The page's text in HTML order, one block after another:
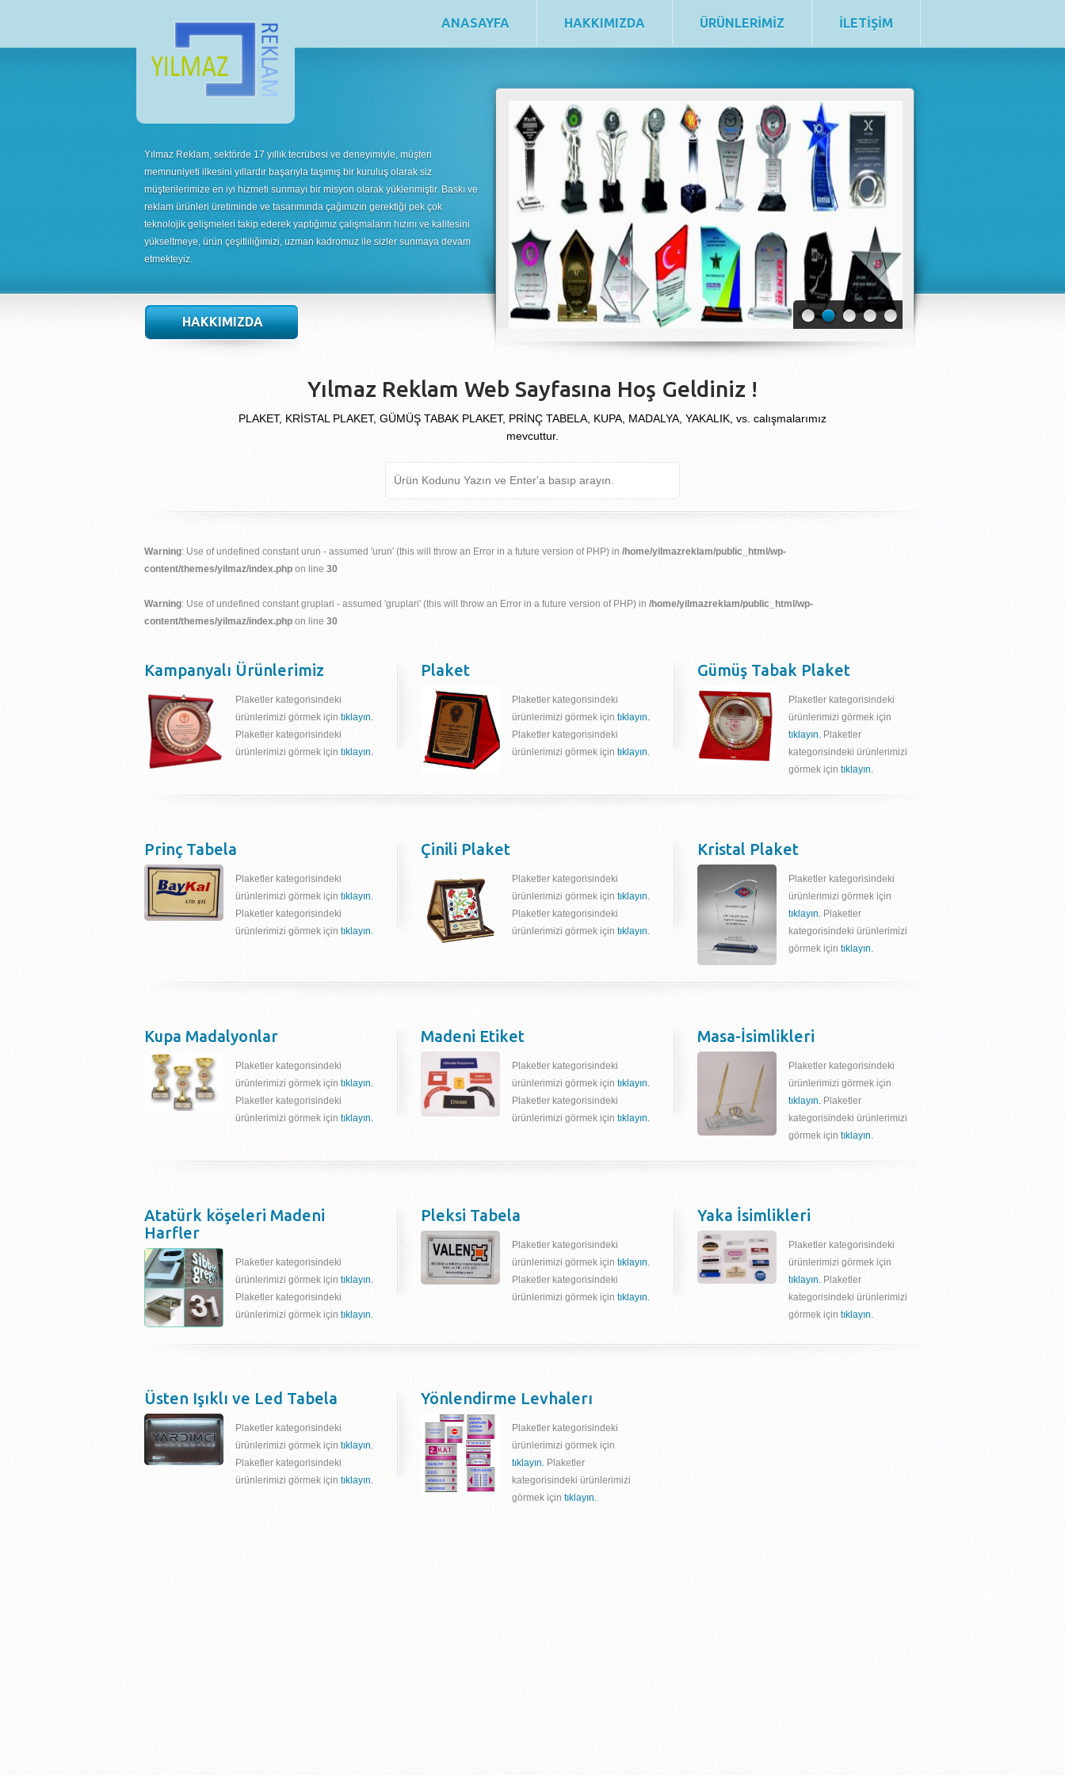
ANASAYFA HAKKIMIZDA ÜRÜNLERİMİZ İLETİŞİM
Yılmaz Reklam, sektörde 17 yıllık tecrübesi ve deneyimiyle, müşteri
memnuniyeti ilkesini yıllardır başarıyla taşımış bir kuruluş olarak siz
müşterilerimize en iyi hizmeti sunmayı bir misyon olarak yüklenmiştir. Baskı ve
reklam ürünleri üretiminde ve tasarımında çağımızın gerektiği pek çok
teknolojik gelişmeleri takip ederek yaptığımız çalışmaların hızını ve kalitesini
yükseltmeye, ürün çeşitliliğimizi, uzman kadromuz ile sizler sunmaya devam
etmekteyiz.
HAKKIMIZDA
Yılmaz Reklam Web Sayfasına Hoş Geldiniz !
PLAKET, KRİSTAL PLAKET, GÜMÜŞ TABAK PLAKET, PRİNÇ TABELA, KUPA, MADALYA, YAKALIK, vs. calışmalarımız
mevcuttur.
Warning: Use of undefined constant urun - assumed 'urun' (this will throw an Error in a future version of PHP) in /home/yilmazreklam/public_html/wp-
content/themes/yilmaz/index.php on line 30
Warning: Use of undefined constant gruplari - assumed 'gruplari' (this will throw an Error in a future version of PHP) in /home/yilmazreklam/public_html/wp-
content/themes/yilmaz/index.php on line 30
Kampanyalı Ürünlerimiz
Plaketler kategorisindeki
ürünlerimizi görmek için tıklayın.
Plaketler kategorisindeki
ürünlerimizi görmek için tıklayın.
Plaket
Plaketler kategorisindeki
ürünlerimizi görmek için tıklayın.
Plaketler kategorisindeki
ürünlerimizi görmek için tıklayın.
Gümüş Tabak Plaket
Plaketler kategorisindeki
ürünlerimizi görmek için
tıklayın. Plaketler
kategorisindeki ürünlerimizi
görmek için tıklayın.
Prinç Tabela
Plaketler kategorisindeki
ürünlerimizi görmek için tıklayın.
Plaketler kategorisindeki
ürünlerimizi görmek için tıklayın.
Çinili Plaket
Plaketler kategorisindeki
ürünlerimizi görmek için tıklayın.
Plaketler kategorisindeki
ürünlerimizi görmek için tıklayın.
Kristal Plaket
Plaketler kategorisindeki
ürünlerimizi görmek için
tıklayın. Plaketler
kategorisindeki ürünlerimizi
görmek için tıklayın.
Kupa Madalyonlar
Plaketler kategorisindeki
ürünlerimizi görmek için tıklayın.
Plaketler kategorisindeki
ürünlerimizi görmek için tıklayın.
Madeni Etiket
Plaketler kategorisindeki
ürünlerimizi görmek için tıklayın.
Plaketler kategorisindeki
ürünlerimizi görmek için tıklayın.
Masa-İsimlikleri
Plaketler kategorisindeki
ürünlerimizi görmek için
tıklayın. Plaketler
kategorisindeki ürünlerimizi
görmek için tıklayın.
Atatürk köşeleri Madeni
Harfler
Plaketler kategorisindeki
ürünlerimizi görmek için tıklayın.
Plaketler kategorisindeki
ürünlerimizi görmek için tıklayın.
Pleksi Tabela
Plaketler kategorisindeki
ürünlerimizi görmek için tıklayın.
Plaketler kategorisindeki
ürünlerimizi görmek için tıklayın.
Yaka İsimlikleri
Plaketler kategorisindeki
ürünlerimizi görmek için
tıklayın. Plaketler
kategorisindeki ürünlerimizi
görmek için tıklayın.
Üsten Işıklı ve Led Tabela
Plaketler kategorisindeki
ürünlerimizi görmek için tıklayın.
Plaketler kategorisindeki
ürünlerimizi görmek için tıklayın.
Yönlendirme Levhalerı
Plaketler kategorisindeki
ürünlerimizi görmek için
tıklayın. Plaketler
kategorisindeki ürünlerimizi
görmek için tıklayın.